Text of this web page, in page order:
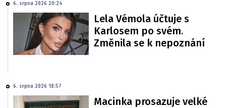
6. srpna 2026 20:24
Lela Vémola účtuje s
Karlosem po svém.
Změnila se k nepoznání
6. srpna 2026 18:57
Macinka prosazuje velké